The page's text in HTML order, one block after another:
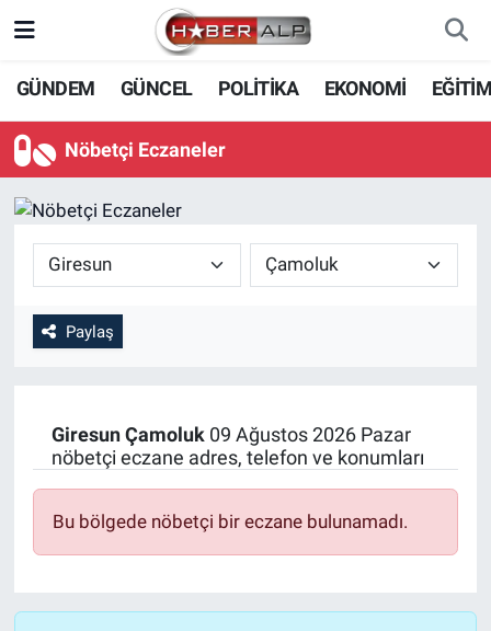
GÜNDEM GÜNCEL POLİTİKA EKONOMİ
Nöbetçi Eczaneler
Paylaş
Giresun Çamoluk09 Ağustos 2026 Pazar
nöbetçi eczane adres, telefon ve konumları
Bu bölgede nöbetçi bir eczane bulunamadı.
Nöbetçi Eczaneler
Hava Durumu
Süper Lig Puan Durumu ve Fikstür